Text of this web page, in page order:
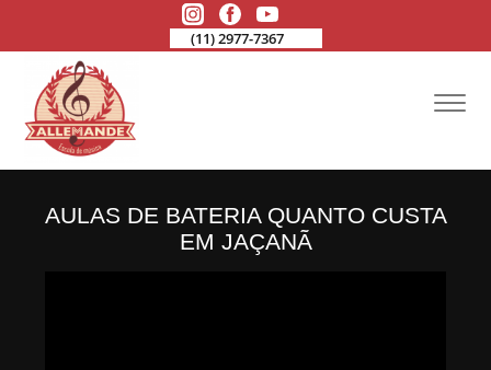
(11) 2977-7367
AULAS DE BATERIA QUANTO CUSTA
EM JAÇANÃ